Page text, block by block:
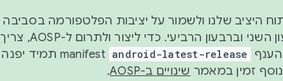
הפיתוח היציב שלנו ולשמור על יציבות הפלטפורמה בסביבה
העסקית, נפרסם קוד מקור ב-AOSP ברבעון השני וברבעון הרביעי. כדי ליצור ולתרום ל-AOSP, צריך
android-latest-release
manifest תמיד יפנה
שינויים ב-AOSP .